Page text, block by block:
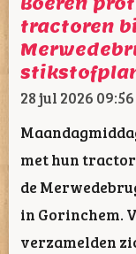
tractoren
28 jul 2026 09:56
met hun
de
in Gorinchem.
verzamelden